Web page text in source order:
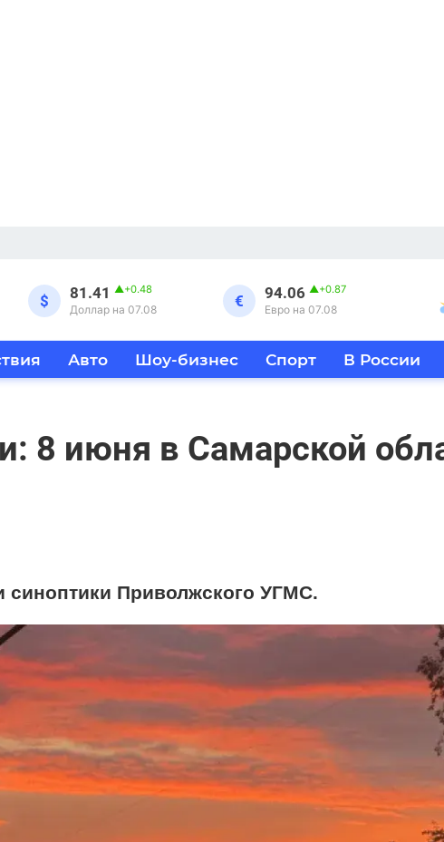
$ 81.41 ▲+0.48
Доллар на 07.08 € 94.06 ▲+0.87
Евро на 07.08
Авто Шоу-бизнес Спорт В России
8 июня в Самарской
синоптики Приволжского УГМС.